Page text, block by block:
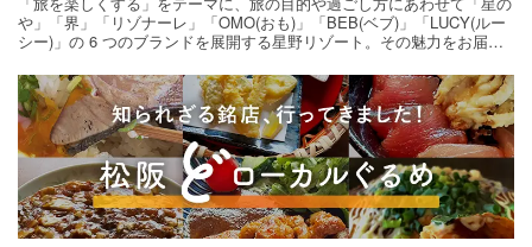
や」「界」「リゾナーレ」「OMO(おも)」「BEB(ベブ)」「LUCY(ルー
シー)」の 6 つのブランドを展開する星野リゾート。その魅力をお届け